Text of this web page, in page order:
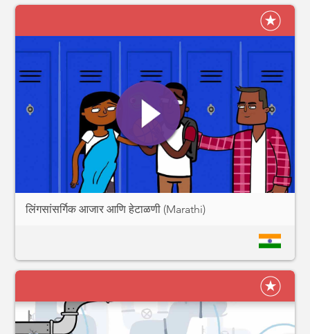
लिंगसांसर्गिक आजार आणि हेटाळणी (Marathi)